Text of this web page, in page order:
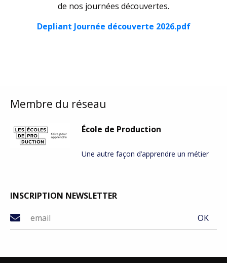
de nos journées découvertes.
Depliant Journée découverte 2026.pdf
Membre du réseau
École de Production
Une autre façon d’apprendre un métier
INSCRIPTION NEWSLETTER